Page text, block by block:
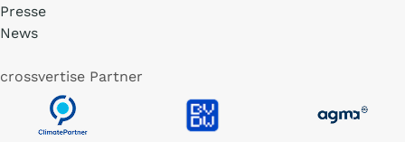
Presse
News
crossvertise Partner